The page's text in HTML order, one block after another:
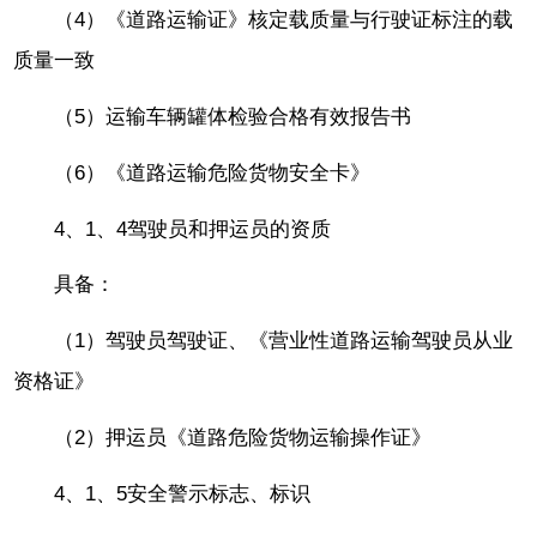
（4）《道路运输证》核定载质量与行驶证标注的载
质量一致
（5）运输车辆罐体检验合格有效报告书
（6）《道路运输危险货物安全卡》
4、1、4驾驶员和押运员的资质
具备：
（1）驾驶员驾驶证、《营业性道路运输驾驶员从业
资格证》
（2）押运员《道路危险货物运输操作证》
4、1、5安全警示标志、标识